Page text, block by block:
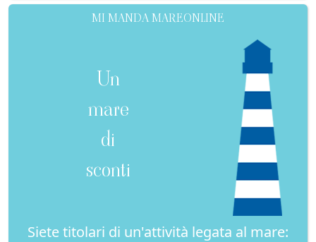
MI MANDA MAREONLINE
Un
mare
di
sconti
Siete titolari di un'attività legata al mare: